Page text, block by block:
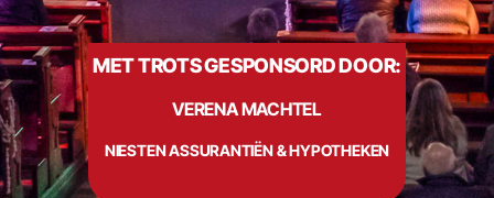
MET TROTS GESPONSORD DOOR:
VERENA MACHTEL
NIESTEN ASSURANTIËN & HYPOTHEKEN
Info
Contact